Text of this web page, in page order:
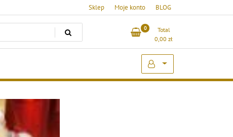
Sklep Moje konto BLOG
0
Total
0,00 zł